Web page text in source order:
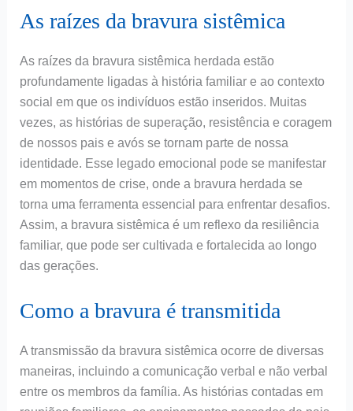
As raízes da bravura sistêmica
As raízes da bravura sistêmica herdada estão
profundamente ligadas à história familiar e ao contexto
social em que os indivíduos estão inseridos. Muitas
vezes, as histórias de superação, resistência e coragem
de nossos pais e avós se tornam parte de nossa
identidade. Esse legado emocional pode se manifestar
em momentos de crise, onde a bravura herdada se
torna uma ferramenta essencial para enfrentar desafios.
Assim, a bravura sistêmica é um reflexo da resiliência
familiar, que pode ser cultivada e fortalecida ao longo
das gerações.
Como a bravura é transmitida
A transmissão da bravura sistêmica ocorre de diversas
maneiras, incluindo a comunicação verbal e não verbal
entre os membros da família. As histórias contadas em